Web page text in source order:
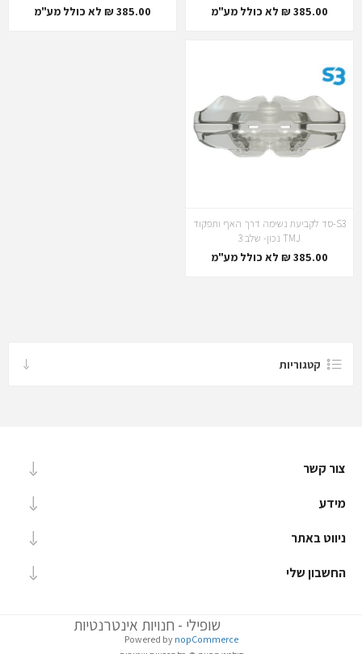
385.00 ₪ לא כולל מע"מ 385.00 ₪ לא כולל מע"מ
S3-סד לקביעת נשימה דרך האף ותפקוד
TMJ נכון- שלב 3
385.00 ₪ לא כולל מע"מ
קטגוריות
צור קשר
מידע
ניווט באתר
החשבון שלי
Powered by nopCommerce
שופילי - חנויות אינטרנטיות